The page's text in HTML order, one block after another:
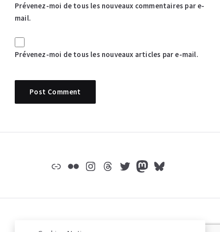
Prévenez-moi de tous les nouveaux commentaires par e-
mail.
Prévenez-moi de tous les nouveaux articles par e-mail.
LienFlickrInstagram
Threads
Twitter
Mastodon
Bluesky
© jeromep.net /